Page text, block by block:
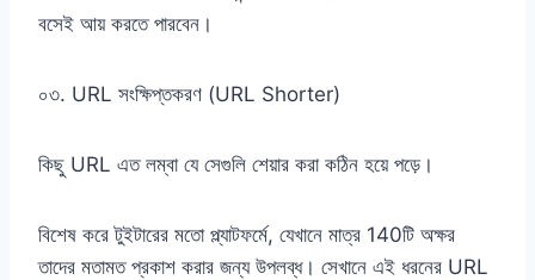
বসেই আয় করতে পারবেন।
০৩. URL সংক্ষিপ্তকরণ (URL Shorter)
কিছু URL এত লম্বা যে সেগুলি শেয়ার করা কঠিন হয়ে পড়ে।
বিশেষ করে টুইটারের মতো প্ল্যাটফর্মে, যেখানে মাত্র 140টি অক্ষর
তাদের মতামত প্রকাশ করার জন্য উপলব্ধ। সেখানে এই ধরনের URL